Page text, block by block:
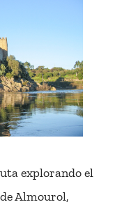
explorando el
Almourol,